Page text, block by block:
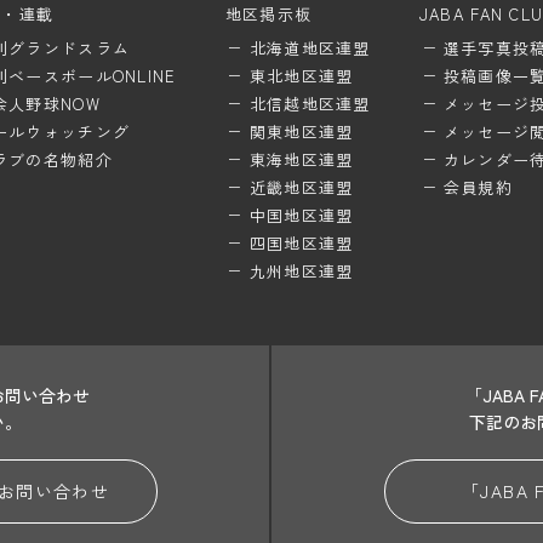
連載
グランドスラム
ベースボールONLINE
人野球NOW
ルウォッチング
ブの名物紹介
地区掲示板
北海道地区連盟
東北地区連盟
北信越地区連盟
関東地区連盟
東海地区連盟
近畿地区連盟
中国地区連盟
四国地区連盟
九州地区連盟
JABA FAN
選手写真投
投稿画像一
メッセージ
メッセージ
カレンダー
会員規約
い合わせ
問い合わせ
「JABA
下記のお
「JABA